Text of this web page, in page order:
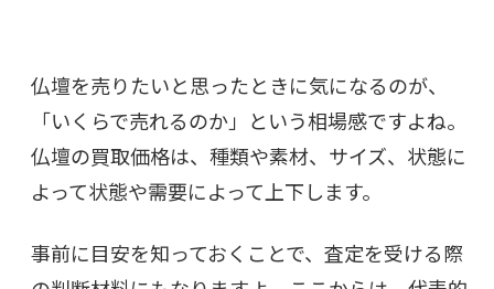
仏壇を売りたいと思ったときに気になるのが、
「いくらで売れるのか」という相場感ですよね。
仏壇の買取価格は、種類や素材、サイズ、状態に
よって状態や需要によって上下します。
事前に目安を知っておくことで、査定を受ける際